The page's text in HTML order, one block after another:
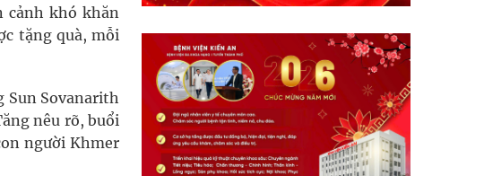
cảnh khó khăn
tặng quà, mỗi
Sun Sovanarith
nêu rõ, buổi
người Khmer